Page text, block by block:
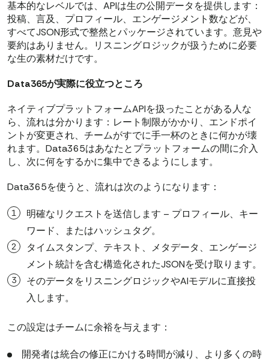
基本的なレベルでは、APIは生の公開データを提供します：
投稿、言及、プロフィール、エンゲージメント数などが、
すべてJSON形式で整然とパッケージされています。意見や
要約はありません。リスニングロジックが扱うために必要
な生の素材だけです。
Data365が実際に役立つところ
ネイティブプラットフォームAPIを扱ったことがある人な
ら、流れは分かります：レート制限がかかり、エンドポイ
ントが変更され、チームがすでに手一杯のときに何かが壊
れます。Data365はあなたとプラットフォームの間に介入
し、次に何をするかに集中できるようにします。
Data365を使うと、流れは次のようになります：
明確なリクエストを送信します – プロフィール、キー
ワード、またはハッシュタグ。
タイムスタンプ、テキスト、メタデータ、エンゲージ
メント統計を含む構造化されたJSONを受け取ります。
そのデータをリスニングロジックやAIモデルに直接投
入します。
この設定はチームに余裕を与えます：
開発者は統合の修正にかける時間が減り、より多くの時